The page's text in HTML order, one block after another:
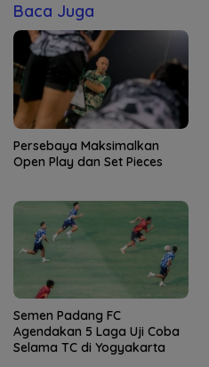
Baca Juga
Persebaya Maksimalkan
Open Play dan Set Pieces
Semen Padang FC
Agendakan 5 Laga Uji Coba
Selama TC di Yogyakarta